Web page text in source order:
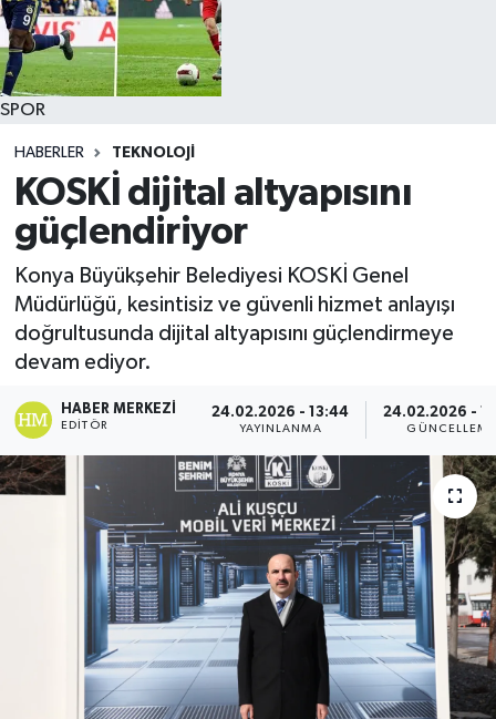
SPOR
HABERLER TEKNOLOJİ
KOSKİ dijital altyapısını
güçlendiriyor
Konya Büyükşehir Belediyesi KOSKİ Genel
Müdürlüğü, kesintisiz ve güvenli hizmet anlayışı
doğrultusunda dijital altyapısını güçlendirmeye
devam ediyor.
HABER MERKEZI
EDITÖR
24.02.2026 - 13:44
YAYINLANMA
24.02.2026 -
GÜNCELLEME